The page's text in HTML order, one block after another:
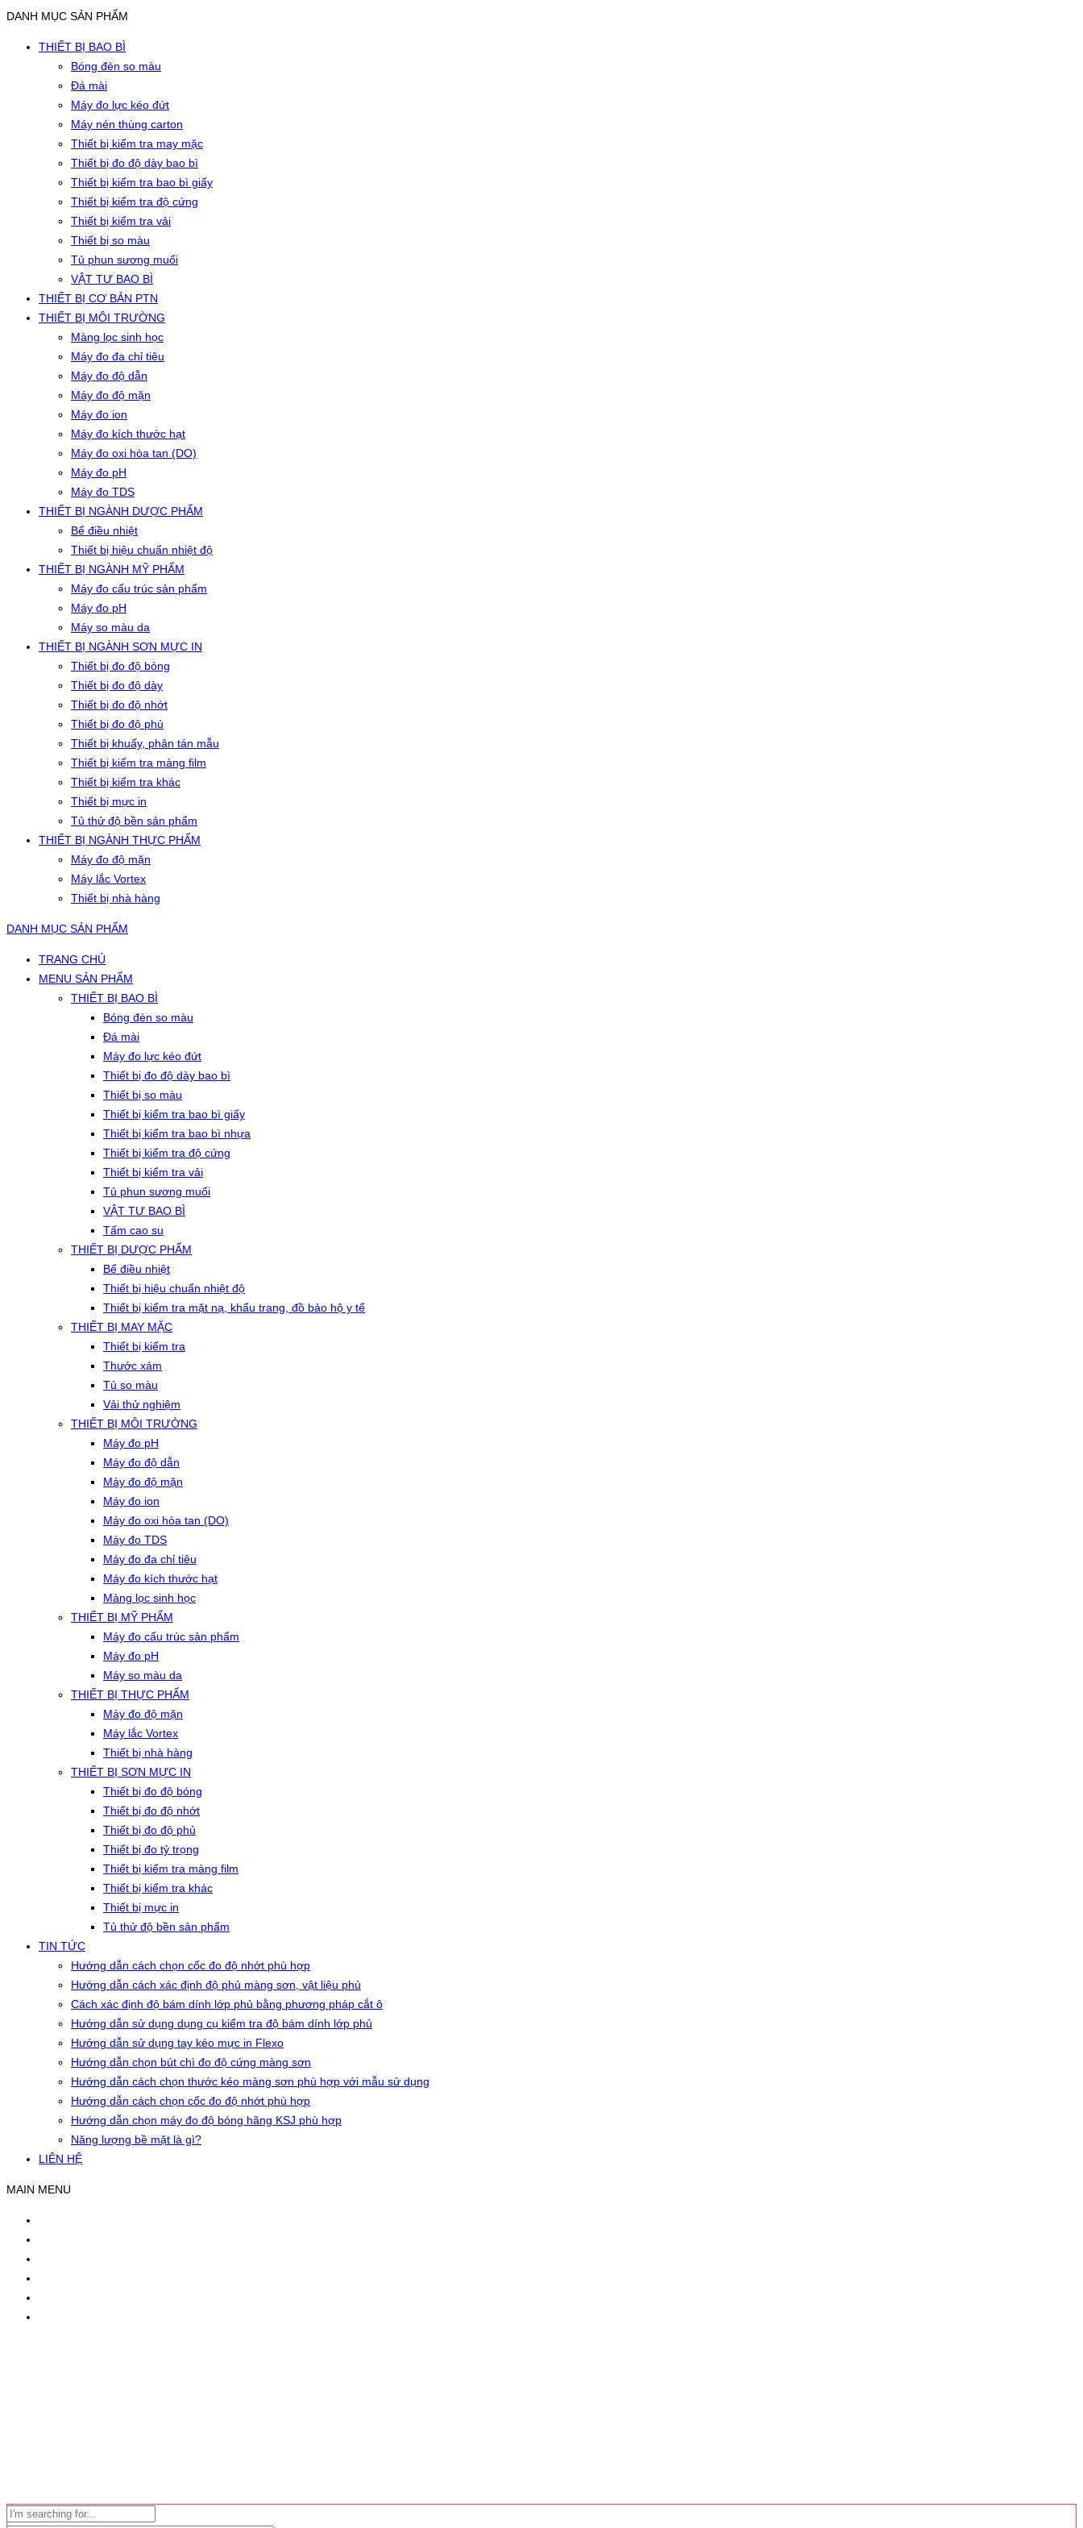
DANH MỤC SẢN PHẨM
THIẾT BỊ BAO BÌ
Bóng đèn so màu
Đá mài
Máy đo lực kéo đứt
Máy nén thùng carton
Thiết bị kiểm tra may mặc
Thiết bị đo độ dày bao bì
Thiết bị kiểm tra bao bì giấy
Thiết bị kiểm tra độ cứng
Thiết bị kiểm tra vải
Thiết bị so màu
Tủ phun sương muối
VẬT TƯ BAO BÌ
THIẾT BỊ CƠ BẢN PTN
THIẾT BỊ MÔI TRƯỜNG
Màng lọc sinh học
Máy đo đa chỉ tiêu
Máy đo độ dẫn
Máy đo độ mặn
Máy đo ion
Máy đo kích thước hạt
Máy đo oxi hòa tan (DO)
Máy đo pH
Máy đo TDS
THIẾT BỊ NGÀNH DƯỢC PHẨM
Bể điều nhiệt
Thiết bị hiệu chuẩn nhiệt độ
THIẾT BỊ NGÀNH MỸ PHẨM
Máy đo cấu trúc sản phẩm
Máy đo pH
Máy so màu da
THIẾT BỊ NGÀNH SƠN MỰC IN
Thiết bị đo độ bóng
Thiết bị đo độ dày
Thiết bị đo độ nhớt
Thiết bị đo độ phủ
Thiết bị khuấy, phân tán mẫu
Thiết bị kiểm tra màng film
Thiết bị kiểm tra khác
Thiết bị mực in
Tủ thử độ bền sản phẩm
THIẾT BỊ NGÀNH THỰC PHẨM
Máy đo độ mặn
Máy lắc Vortex
Thiết bị nhà hàng
DANH MỤC SẢN PHẨM
TRANG CHỦ
MENU SẢN PHẨM
THIẾT BỊ BAO BÌ
Bóng đèn so màu
Đá mài
Máy đo lực kéo đứt
Thiết bị đo độ dày bao bì
Thiết bị so màu
Thiết bị kiểm tra bao bì giấy
Thiết bị kiểm tra bao bì nhựa
Thiết bị kiểm tra độ cứng
Thiết bị kiểm tra vải
Tủ phun sương muối
VẬT TƯ BAO BÌ
Tấm cao su
THIẾT BỊ DƯỢC PHẨM
Bể điều nhiệt
Thiết bị hiệu chuẩn nhiệt độ
Thiết bị kiểm tra mặt nạ, khẩu trang, đồ bảo hộ y tế
THIẾT BỊ MAY MẶC
Thiết bị kiểm tra
Thước xám
Tủ so màu
Vải thử nghiệm
THIẾT BỊ MÔI TRƯỜNG
Máy đo pH
Máy đo độ dẫn
Máy đo độ mặn
Máy đo ion
Máy đo oxi hòa tan (DO)
Máy đo TDS
Máy đo đa chỉ tiêu
Máy đo kích thước hạt
Màng lọc sinh học
THIẾT BỊ MỸ PHẨM
Máy đo cấu trúc sản phẩm
Máy đo pH
Máy so màu da
THIẾT BỊ THỰC PHẨM
Máy đo độ mặn
Máy lắc Vortex
Thiết bị nhà hàng
THIẾT BỊ SƠN MỰC IN
Thiết bị đo độ bóng
Thiết bị đo độ nhớt
Thiết bị đo độ phủ
Thiết bị đo tỷ trọng
Thiết bị kiểm tra màng film
Thiết bị kiểm tra khác
Thiết bị mực in
Tủ thử độ bền sản phẩm
TIN TỨC
Hướng dẫn cách chọn cốc đo độ nhớt phù hợp
Hướng dẫn cách xác định độ phủ màng sơn, vật liệu phủ
Cách xác định độ bám dính lớp phủ bằng phương pháp cắt ô
Hướng dẫn sử dụng dụng cụ kiểm tra độ bám dính lớp phủ
Hướng dẫn sử dụng tay kéo mực in Flexo
Hướng dẫn chọn bút chì đo độ cứng màng sơn
Hướng dẫn cách chọn thước kéo màng sơn phù hợp với mẫu sử dụng
Hướng dẫn cách chọn cốc đo độ nhớt phù hợp
Hướng dẫn chọn máy đo độ bóng hãng KSJ phù hợp
Năng lượng bề mặt là gì?
LIÊN HỆ
MAIN MENU